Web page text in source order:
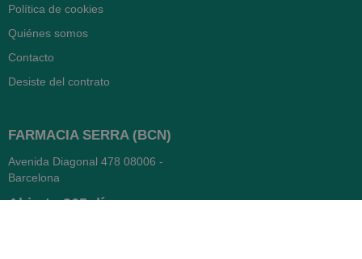
Política de cookies
Quiénes somos
Contacto
Desiste del contrato
FARMACIA SERRA (BCN)
Avenida Diagonal 478 08006 -
Barcelona
Abierto 365 días